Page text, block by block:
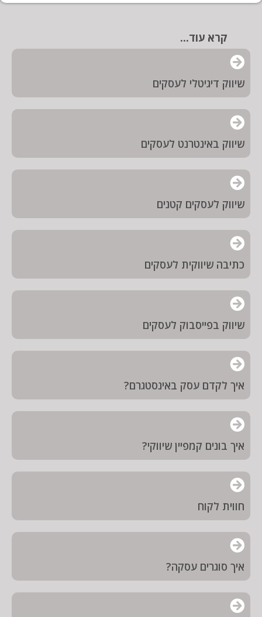
קרא עוד...
שיווק דיגיטלי לעסקים
שיווק באינטרנט לעסקים
שיווק לעסקים קטנים
כתיבה שיווקית לעסקים
שיווק בפייסבוק לעסקים
איך לקדם עסק באינסטגרם?
איך בונים קמפיין שיווקי?
חווית לקוח
איך סוגרים עסקה?